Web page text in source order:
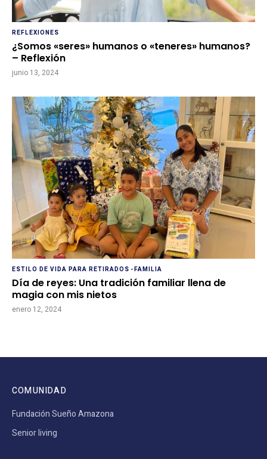
REFLEXIONES
¿Somos «seres» humanos o «teneres» humanos?
– Reflexión
junio 13, 2024
ESTILO DE VIDA PARA RETIRADOS -FAMILIA
Día de reyes: Una tradición familiar llena de
magia con mis nietos
enero 12, 2024
COMUNIDAD
Fundación Sueño Amazona
Senior living